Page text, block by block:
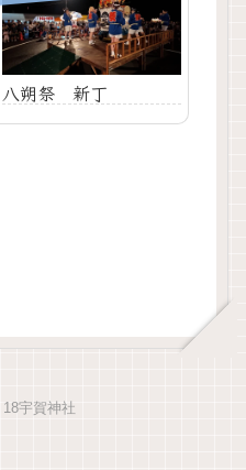
八朔祭 新丁
18宇賀神社